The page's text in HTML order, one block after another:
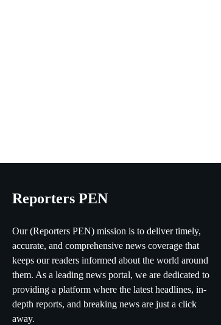
Reporters PEN
Our (Reporters PEN) mission is to deliver timely,
accurate, and comprehensive news coverage that
keeps our readers informed about the world around
them. As a leading news portal, we are dedicated to
providing a platform where the latest headlines, in-
depth reports, and breaking news are just a click
away.